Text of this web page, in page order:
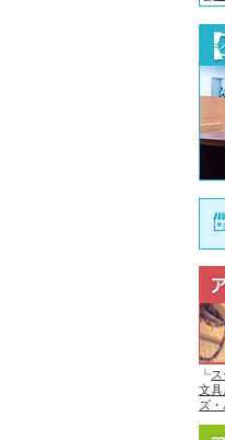
┗
文具
ズ